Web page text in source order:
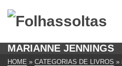
MARIANNE JENNINGS
HOME » CATEGORIAS DE LIVROS »